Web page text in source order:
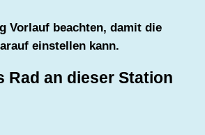
Vorlauf beachten, damit die
einstellen kann.
Rad an dieser Station